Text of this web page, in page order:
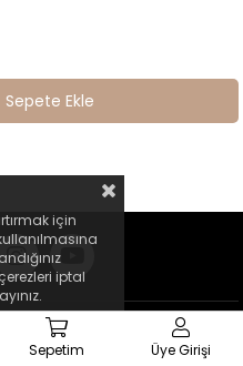
Sepete Ekle
için
iptal
Sepetim Üye Girişi